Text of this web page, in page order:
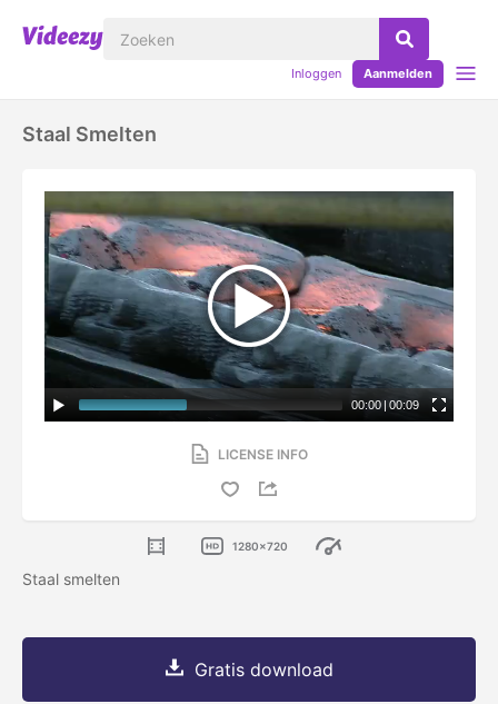
Inloggen Aanmelden
Staal Smelten
00:00 | 00:09
LICENSE INFO
1280x720
Staal smelten
Gratis download